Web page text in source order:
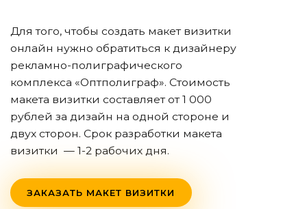
Для того, чтобы создать макет визитки
онлайн нужно обратиться к дизайнеру
рекламно-полиграфического
комплекса «Оптполиграф». Стоимость
макета визитки составляет от 1 000
рублей за дизайн на одной стороне и
двух сторон. Срок разработки макета
визитки — 1-2 рабочих дня.
ЗАКАЗАТЬ МАКЕТ ВИЗИТКИ